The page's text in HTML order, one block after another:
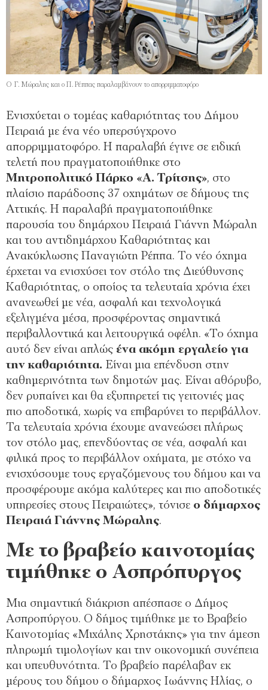
Ο Γ. Μώραλης και ο Π. Ρέππας παραλαμβάνουν το απορριμματοφόρο
Ενισχύεται ο τομέας καθαριότητας του Δήμου
Πειραιά με ένα νέο υπερσύγχρονο
απορριμματοφόρο. Η παραλαβή έγινε σε ειδική
τελετή που πραγματοποιήθηκε στο
Μητροπολιτικό Πάρκο «Α. Τρίτσης», στο
πλαίσιο παράδοσης 37 οχημάτων σε δήμους της
Αττικής. Η παραλαβή πραγματοποιήθηκε
παρουσία του δημάρχου Πειραιά Γιάννη Μώραλη
και του αντιδημάρχου Καθαριότητας και
Ανακύκλωσης Παναγιώτη Ρέππα. Το νέο όχημα
έρχεται να ενισχύσει τον στόλο της Διεύθυνσης
Καθαριότητας, ο οποίος τα τελευταία χρόνια έχει
ανανεωθεί με νέα, ασφαλή και τεχνολογικά
εξελιγμένα μέσα, προσφέροντας σημαντικά
περιβαλλοντικά και λειτουργικά οφέλη. «Το όχημα
αυτό δεν είναι απλώς ένα ακόμη εργαλείο για
την καθαριότητα. Είναι μια επένδυση στην
καθημερινότητα των δημοτών μας. Είναι αθόρυβο,
δεν ρυπαίνει και θα εξυπηρετεί τις γειτονιές μας
πιο αποδοτικά, χωρίς να επιβαρύνει το περιβάλλον.
Τα τελευταία χρόνια έχουμε ανανεώσει πλήρως
τον στόλο μας, επενδύοντας σε νέα, ασφαλή και
φιλικά προς το περιβάλλον οχήματα, με στόχο να
ενισχύσουμε τους εργαζόμενους του δήμου και να
προσφέρουμε ακόμα καλύτερες και πιο αποδοτικές
υπηρεσίες στους Πειραιώτες», τόνισε ο δήμαρχος
Πειραιά Γιάννης Μώραλης.
Με το βραβείο καινοτομίας
τιμήθηκε ο Ασπρόπυργος
Μια σημαντική διάκριση απέσπασε ο Δήμος
Ασπροπύργου. Ο δήμος τιμήθηκε με το Βραβείο
Καινοτομίας «Μιχάλης Χρηστάκης» για την άμεση
πληρωμή τιμολογίων και την οικονομική συνέπεια
και υπευθυνότητα. Το βραβείο παρέλαβαν εκ
μέρους του δήμου ο δήμαρχος Ιωάννης Ηλίας, ο